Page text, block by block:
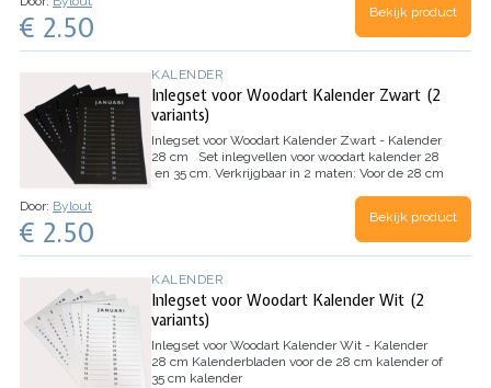
€ 2.50 Bekijk product
KALENDER
Inlegset voor Woodart Kalender Zwart (2
variants)
Inlegset voor Woodart Kalender Zwart - Kalender
28 cm
Set inlegvellen voor woodart kalender 28
en 35 cm. Verkrijgbaar in 2 maten: Voor de 28 cm
Door: Bylout
€ 2.50 Bekijk product
KALENDER
Inlegset voor Woodart Kalender Wit (2
variants)
Inlegset voor Woodart Kalender Wit - Kalender
28 cm Kalenderbladen voor de 28 cm kalender of
35 cm kalender